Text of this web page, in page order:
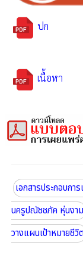
ปก
เนื้อหา
เอกสารประกอบกา
นครูปณัชชภัค หุ่นงาม
วางแผนเป้าหมายชีวิต